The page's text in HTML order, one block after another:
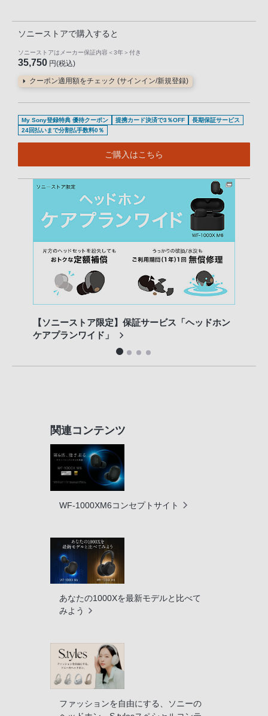
ソニーストアで購入すると
ソニーストアはメーカー保証内容 ＜3年＞ 付き
35,750 円(税込)
クーポン適用額をチェック (サインイン/新規登録)
My Sony登録特典 優待クーポン 提携カード決済で3％OFF
長期保証サービス
24回払いまで分割払手数料0％
ご購入はこちら
【ソニーストア限定】保証サービス「ヘッドホン
ケアプランワイド」
関連コンテンツ
WF-1000XM6コンセプトサイト
あなたの1000Xを最新モデルと比べて
みよう
ファッションを自由にする、ソニーの